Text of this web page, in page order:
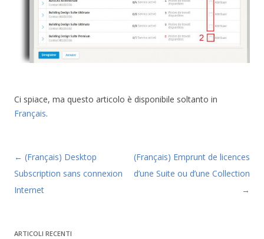
Ci spiace, ma questo articolo è disponibile soltanto in
Français.
Navigazione articolo
← (Français) Desktop
Subscription sans connexion
Internet
(Français) Emprunt de licences
d’une Suite ou d’une Collection
→
ARTICOLI RECENTI